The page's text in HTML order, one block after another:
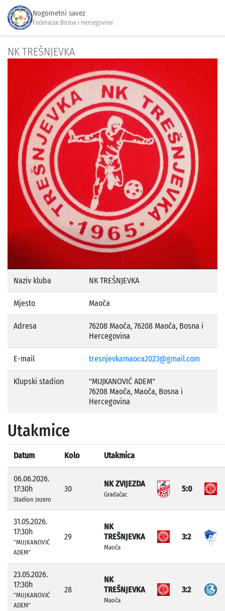
Nogometni savez
Federacije Bosne i Hercegovine
NK TREŠNJEVKA
Naziv kluba NK TREŠNJEVKA
Mjesto Maoča
Adresa
76208 Maoča, 76208 Maoča, Bosna i
Hercegovina
E-mail tresnjevkamaoca2023@gmail.com
Klupski stadion
"MUJKANOVIĆ ADEM"
76208 Maoča, Maoča, Bosna i
Hercegovina
Utakmice
Datum Kolo Utakmica
06.06.2026.
17:30h
Stadion Jezero
30
NK ZVIJEZDA
Gradačac
5:0
31.05.2026.
17:30h
"MUJKANOVIĆ
ADEM"
29
NK
TREŠNJEVKA
Maoča
3:2
23.05.2026.
17:30h
"MUJKANOVIĆ
ADEM"
28
NK
TREŠNJEVKA
Maoča
3:2